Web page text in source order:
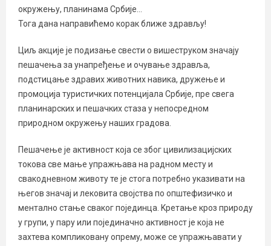
окружењу, планинама Србије…
Тога дана направићемо корак ближе здрављу!
Циљ акције је подизање свести о вишеструком значају
пешачења за унапређење и очување здравља,
подстицање здравих животних навика, дружење и
промоција туристичких потенцијала Србије, пре свега
планинарских и пешачких стаза у непосредном
природном окружењу наших градова.
Пешачење је активност која се због цивилизацијских
токова све мање упражњава на радном месту и
свакодневном животу те је стога потребно указивати на
његов значај и лековита својства по општефизичко и
ментално стање сваког појединца. Kретање кроз природу
у групи, у пару или појединачно активност је која не
захтева компликовану опрему, може се упражњавати у